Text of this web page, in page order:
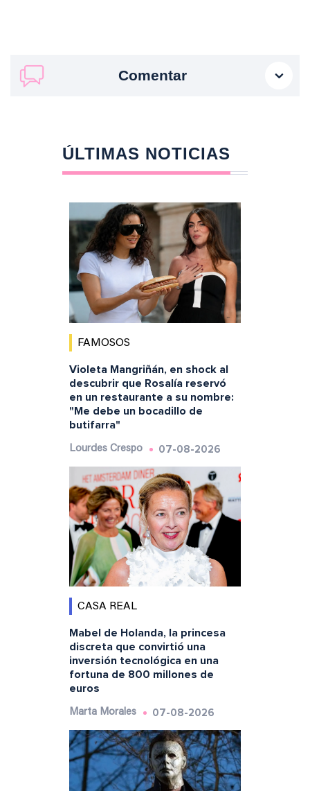
Comentar
ÚLTIMAS NOTICIAS
FAMOSOS
Violeta Mangriñán, en shock al
descubrir que Rosalía reservó
en un restaurante a su nombre:
"Me debe un bocadillo de
butifarra"
Lourdes Crespo 07-08-2026
CASA REAL
Mabel de Holanda, la princesa
discreta que convirtió una
inversión tecnológica en una
fortuna de 800 millones de
euros
Marta Morales 07-08-2026